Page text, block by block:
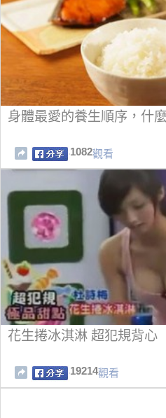
身體最愛的養生順序，什
1082觀看
花生捲冰淇淋 超犯規背心
19214觀看